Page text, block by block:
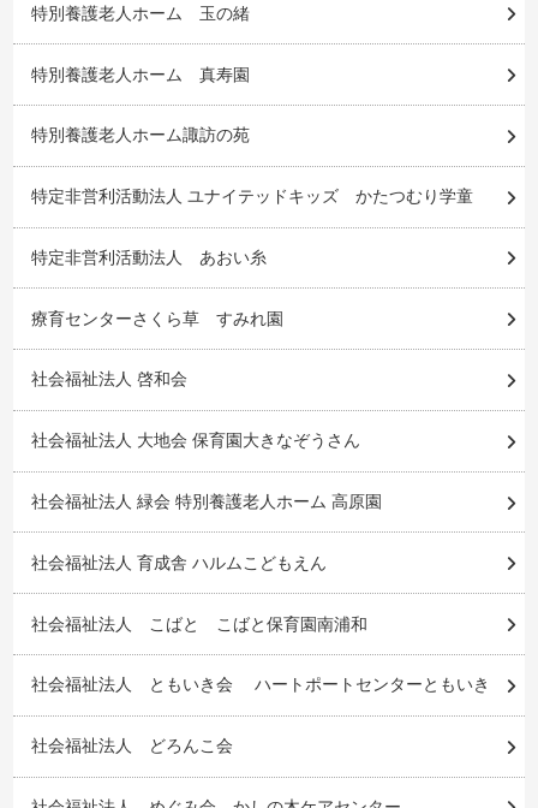
特別養護老人ホーム 玉の緒
特別養護老人ホーム 真寿園
特別養護老人ホーム諏訪の苑
特定非営利活動法人 ユナイテッドキッズ かたつむり学童
特定非営利活動法人 あおい糸
療育センターさくら草 すみれ園
社会福祉法人 啓和会
社会福祉法人 大地会 保育園大きなぞうさん
社会福祉法人 緑会 特別養護老人ホーム 高原園
社会福祉法人 育成舎 ハルムこどもえん
社会福祉法人 こばと こばと保育園南浦和
社会福祉法人 ともいき会 ハートポートセンターともいき
社会福祉法人 どろんこ会